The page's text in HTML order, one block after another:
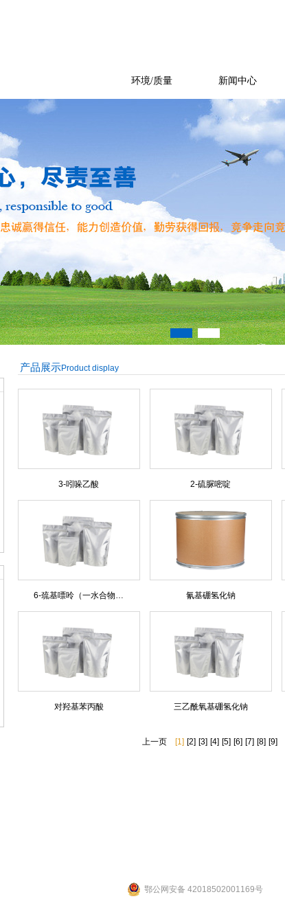
环境/质量 新闻中心
产品展示Product display
3-吲哚乙酸 2-硫脲嘧啶
6-巯基嘌呤（一水合物… 氰基硼氢化钠
对羟基苯丙酸 三乙酰氧基硼氢化钠
上一页 [1] [2] [3] [4] [5] [6] [7] [8] [9]
鄂公网安备 42018502001169号